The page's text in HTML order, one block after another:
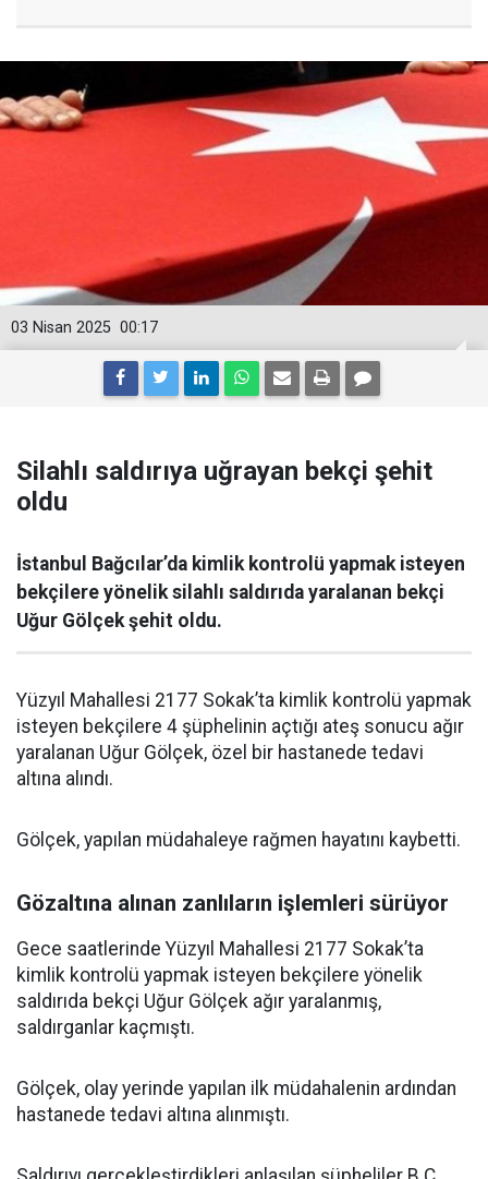
00:17
03 Nisan 2025
Silahlı saldırıya uğrayan bekçi şehit
oldu
İstanbul Bağcılar’da kimlik kontrolü yapmak isteyen
bekçilere yönelik silahlı saldırıda yaralanan bekçi
Uğur Gölçek şehit oldu.
Yüzyıl Mahallesi 2177 Sokak’ta kimlik kontrolü yapmak
isteyen bekçilere 4 şüphelinin açtığı ateş sonucu ağır
yaralanan Uğur Gölçek, özel bir hastanede tedavi
altına alındı.
Gölçek, yapılan müdahaleye rağmen hayatını kaybetti.
Gözaltına alınan zanlıların işlemleri sürüyor
Gece saatlerinde Yüzyıl Mahallesi 2177 Sokak’ta
kimlik kontrolü yapmak isteyen bekçilere yönelik
saldırıda bekçi Uğur Gölçek ağır yaralanmış,
saldırganlar kaçmıştı.
Gölçek, olay yerinde yapılan ilk müdahalenin ardından
hastanede tedavi altına alınmıştı.